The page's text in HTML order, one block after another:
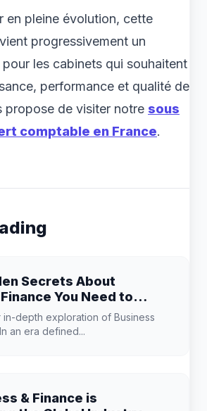
en pleine évolution, cette
progressivement un
les cabinets qui souhaitent
performance et qualité de
propose de visiter notre sous
comptable en France.
Secrets About
You Need to
in-depth exploration of Business
an era defined...
& Finance is